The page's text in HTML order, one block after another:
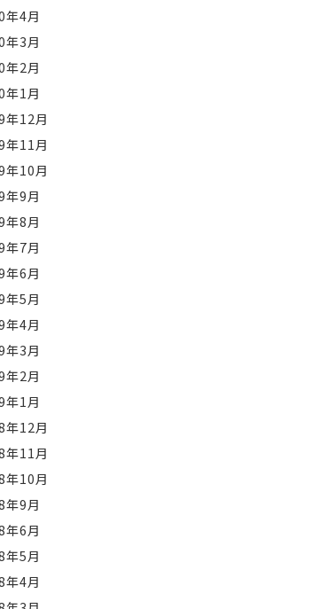
年4月
年3月
年2月
年1月
年12月
年11月
年10月
年9月
年8月
年7月
年6月
年5月
年4月
年3月
年2月
年1月
年12月
年11月
年10月
年9月
年6月
年5月
年4月